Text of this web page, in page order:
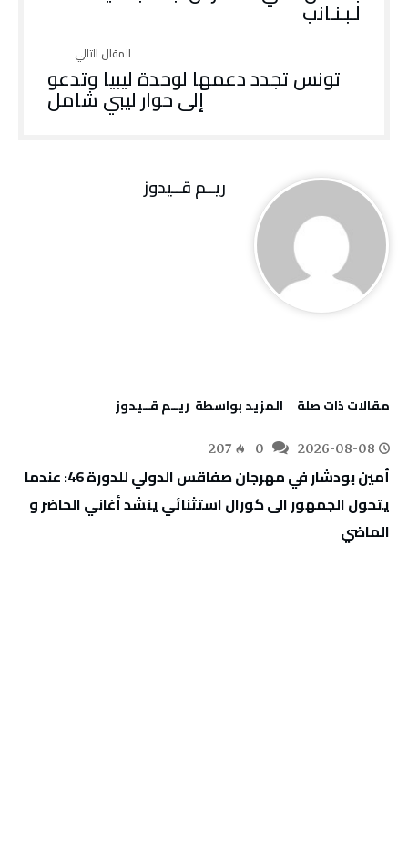
‬لـبـنـانب
تونس تجدد دعمها لوحدة ليبيا وتدعو
إلى حوار ليبي شامل
ريــم قــيدوز
‫مقالات ذات صلة‬ ‫‫المزيد بواسطة‬ ‬ ريــم قــيدوز
2026-08-08
207
أمين بودشار في مهرجان صفاقس الدولي للدورة 46: عندما
يتحول الجمهور الى كورال استثنائي ينشد أغاني الحاضر و
الماضي